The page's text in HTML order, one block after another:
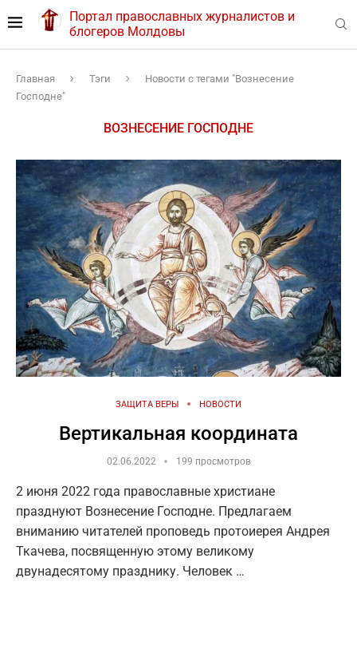
Портал православных журналистов и
блогеров Молдовы
Главная Тэги
Новости с тегами "Вознесение
Господне"
ВОЗНЕСЕНИЕ ГОСПОДНЕ
ЗАЩИТА ВЕРЫ НОВОСТИ
Вертикальная координата
02.06.2022 199 просмотров
2 июня 2022 года православные христиане
празднуют Вознесение Господне. Предлагаем
вниманию читателей проповедь протоиерея Андрея
Ткачева, посвященную этому великому
двунадесятому празднику. Человек …